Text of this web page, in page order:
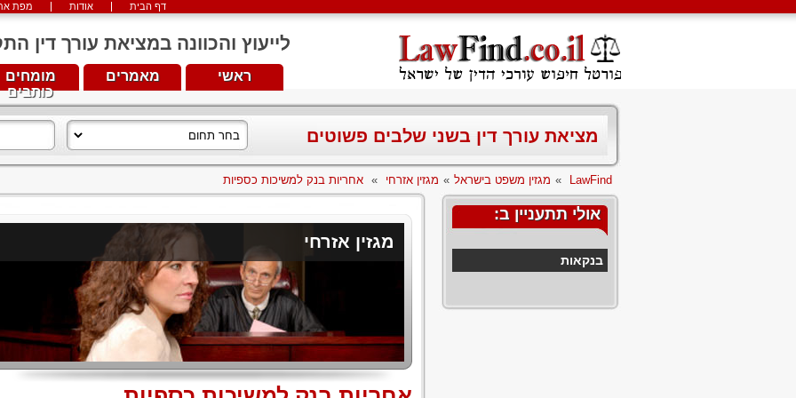
מפת אודות דף הבית
לייעוץ והכוונה במציאת עורך דין התקשרו
מומחים
כותבים
מאמרים ראשי
מציאת עורך דין בשני שלבים פשוטים
LawFind
» מגזין משפט בישראל » מגזין אזרחי » אחריות בנק למשיכות כספיות
אולי תתעניין ב:
בנקאות
מגזין אזרחי